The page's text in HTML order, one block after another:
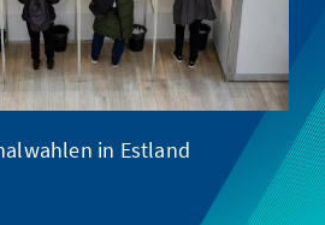
in Estland